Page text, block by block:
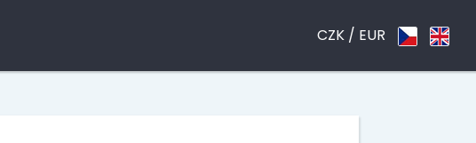
CZK / EUR